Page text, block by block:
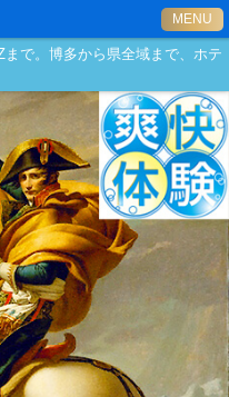
MENU
で。博多から県全域まで、ホテ